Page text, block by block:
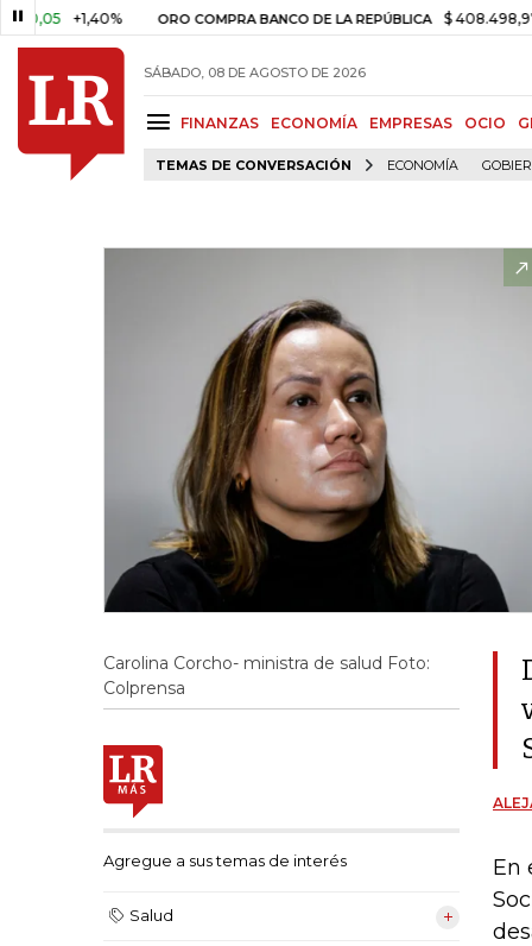
+1,40% ORO COMPRA BANCO DE LA REPÚBLICA $ 408.498,97 +$
SÁBADO, 08 DE AGOSTO DE 2026
FINANZAS ECONOMÍA EMPRESAS OCIO
TEMAS DE CONVERSACIÓN ECONOMÍA
Carolina Corcho- ministra de salud Foto:
Colprensa
Agregue a sus temas de interés
Salud
En